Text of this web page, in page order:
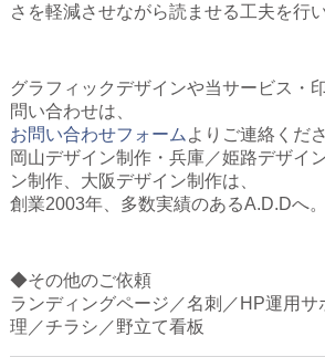
さを軽減させながら読ませる工夫を行
グラフィックデザインや当サービス・
問い合わせは、
お問い合わせフォーム よりご連絡くださ
岡山デザイン制作・兵庫／姫路デザイ
ン制作、大阪デザイン制作は、
創業2003年、多数実績のあるA.D.Dへ。
◆その他のご依頼
ランディングページ／名刺／HP運用サ
理／チラシ／野立て看板